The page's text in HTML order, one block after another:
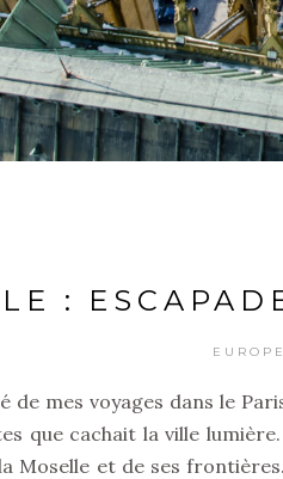
:
EUROPE
de mes voyages dans le
que cachait la ville
Moselle et de ses